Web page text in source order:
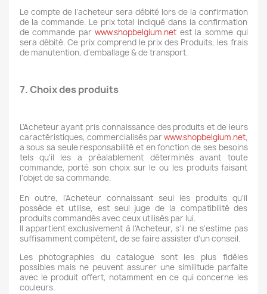
Le compte de l’acheteur sera débité lors de la confirmation
de la commande. Le prix total indiqué dans la confirmation
de commande parwww.shopbelgium.net est la somme qui
sera débité. Ce prix comprend le prix des Produits, les frais
de manutention, d'emballage & de transport.
7. Choix des produits
L'Acheteur ayant pris connaissance des produits et de leurs
caractéristiques, commercialisés parwww.shopbelgium.net,
a sous sa seule responsabilité et en fonction de ses besoins
tels qu'il les a préalablement déterminés avant toute
commande, porté son choix sur le ou les produits faisant
l'objet de sa commande.
En outre, l'Acheteur connaissant seul les produits qu'il
possède et utilise, est seul juge de la compatibilité des
produits commandés avec ceux utilisés par lui.
Il appartient exclusivement à l'Acheteur, s'il ne s'estime pas
suffisamment compétent, de se faire assister d'un conseil.
Les photographies du catalogue sont les plus fidèles
possibles mais ne peuvent assurer une similitude parfaite
avec le produit offert, notamment en ce qui concerne les
couleurs.